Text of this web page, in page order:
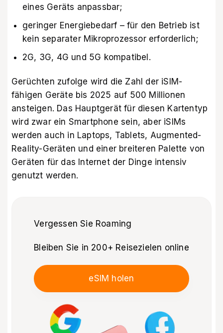
eines Geräts anpassbar;
geringer Energiebedarf – für den Betrieb ist
kein separater Mikroprozessor erforderlich;
2G, 3G, 4G und 5G kompatibel.
Gerüchten zufolge wird die Zahl der iSIM-
fähigen Geräte bis 2025 auf 500 Millionen
ansteigen. Das Hauptgerät für diesen Kartentyp
wird zwar ein Smartphone sein, aber iSIMs
werden auch in Laptops, Tablets, Augmented-
Reality-Geräten und einer breiteren Palette von
Geräten für das Internet der Dinge intensiv
genutzt werden.
Vergessen Sie Roaming
Bleiben Sie in 200+ Reisezielen online
eSIM holen